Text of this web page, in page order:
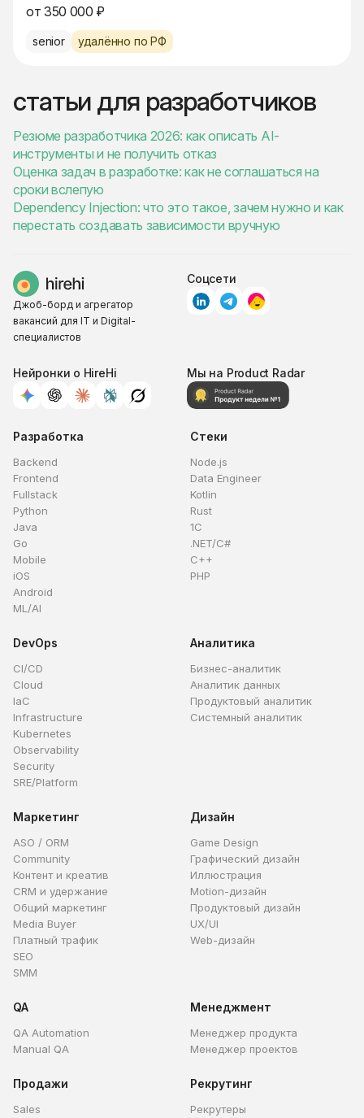
от 350 000 ₽
senior удалённо по РФ
статьи для разработчиков
Резюме разработчика 2026: как описать AI-
инструменты и не получить отказ
Оценка задач в разработке: как не соглашаться на
сроки вслепую
Dependency Injection: что это такое, зачем нужно и как
перестать создавать зависимости вручную
Джоб-борд и агрегатор
вакансий для IT и Digital-
специалистов
Соцсети
Нейронки о HireHi Мы на Product Radar
Разработка
Backend
Frontend
Fullstack
Python
Java
Go
Mobile
iOS
Android
ML/AI
Стеки
Node.js
Data Engineer
Kotlin
Rust
1C
.NET/C#
C++
PHP
DevOps
CI/CD
Cloud
IaC
Infrastructure
Kubernetes
Observability
Security
SRE/Platform
Аналитика
Бизнес-аналитик
Аналитик данных
Продуктовый аналитик
Системный аналитик
Маркетинг
ASO / ORM
Community
Контент и креатив
CRM и удержание
Общий маркетинг
Media Buyer
Платный трафик
SEO
SMM
Дизайн
Game Design
Графический дизайн
Иллюстрация
Motion-дизайн
Продуктовый дизайн
UX/UI
Web-дизайн
QA
QA Automation
Manual QA
Менеджмент
Менеджер продукта
Менеджер проектов
Продажи
Sales
Рекрутинг
Рекрутеры